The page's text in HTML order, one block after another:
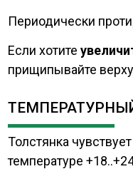
Периодически
Если хотите
прищипывайте
Толстянка
температуре